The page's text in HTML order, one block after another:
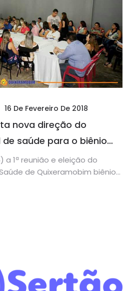
16 De Fevereiro De 2018
nova direção do
saúde para o biênio
a 1ª reunião e eleição do
de Quixeramobim biênio